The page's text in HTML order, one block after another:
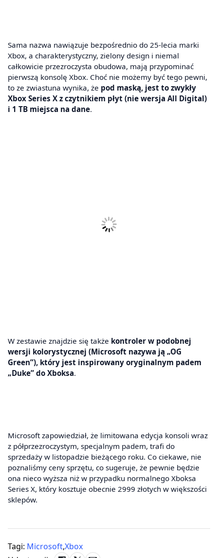
Sama nazwa nawiązuje bezpośrednio do 25-lecia marki
Xbox, a charakterystyczny, zielony design i niemal
całkowicie przezroczysta obudowa, mają przypominać
pierwszą konsolę Xbox. Choć nie możemy być tego pewni,
to ze zwiastuna wynika, że pod maską, jest to zwykły
Xbox Series X z czytnikiem płyt (nie wersja All Digital)
i 1 TB miejsca na dane.
W zestawie znajdzie się także kontroler w podobnej
wersji kolorystycznej (Microsoft nazywa ją „OG
Green”), który jest inspirowany oryginalnym padem
„Duke” do Xboksa.
Microsoft zapowiedział, że limitowana edycja konsoli wraz
z półprzezroczystym, specjalnym padem, trafi do
sprzedaży w listopadzie bieżącego roku. Co ciekawe, nie
poznaliśmy ceny sprzętu, co sugeruje, że pewnie będzie
ona nieco wyższa niż w przypadku normalnego Xboksa
Series X, który kosztuje obecnie 2999 złotych w większości
sklepów.
Tagi: Microsoft,Xbox